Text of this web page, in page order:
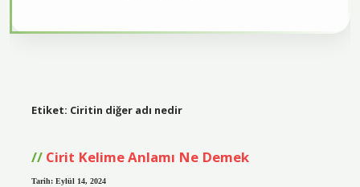
Etiket: Ciritin diğer adı nedir
Cirit Kelime Anlamı Ne Demek
Tarih: Eylül 14, 2024